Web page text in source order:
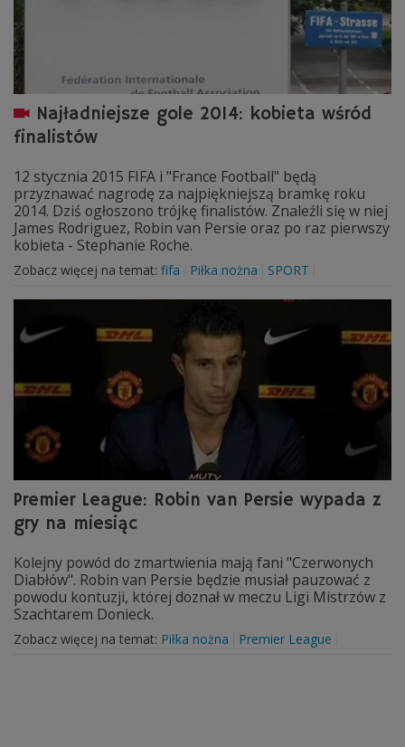
Najładniejsze gole 2014: kobieta wśród
finalistów
12 stycznia 2015 FIFA i "France Football" będą
przyznawać nagrodę za najpiękniejszą bramkę roku
2014. Dziś ogłoszono trójkę finalistów. Znaleźli się w niej
James Rodriguez, Robin van Persie oraz po raz pierwszy
kobieta - Stephanie Roche.
Zobacz więcej na temat: fifa Piłka nożna SPORT
Premier League: Robin van Persie wypada z
gry na miesiąc
Kolejny powód do zmartwienia mają fani "Czerwonych
Diabłów". Robin van Persie będzie musiał pauzować z
powodu kontuzji, której doznał w meczu Ligi Mistrzów z
Szachtarem Donieck.
Zobacz więcej na temat: Piłka nożna Premier League